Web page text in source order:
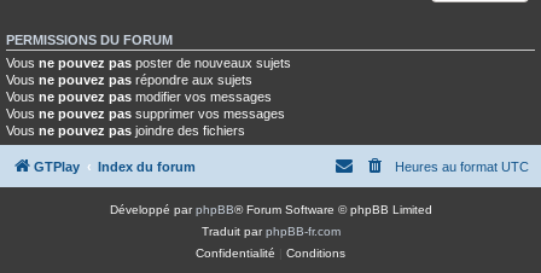
PERMISSIONS DU FORUM
Vous ne pouvez pas poster de nouveaux sujets
Vous ne pouvez pas répondre aux sujets
Vous ne pouvez pas modifier vos messages
Vous ne pouvez pas supprimer vos messages
Vous ne pouvez pas joindre des fichiers
GTPlay Index du forum Heures au format UTC
Développé parphpBB® Forum Software © phpBB Limited
Traduit parphpBB-fr.com
Confidentialité
Conditions